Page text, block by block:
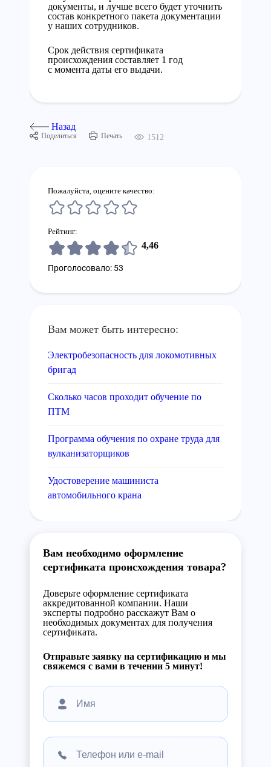
документы, и лучше всего будет уточнить
состав конкретного пакета документации
у наших сотрудников.
Срок действия сертификата
происхождения составляет 1 год
с момента даты его выдачи.
Назад
Поделиться Печать 1512
Пожалуйста, оцените качество:
Рейтинг:
4,46
Проголосовало: 53
Вам может быть интересно:
Электробезопасность для локомотивных
бригад
Сколько часов проходит обучение по
ПТМ
Программа обучения по охране труда для
вулканизаторщиков
Удостоверение машиниста
автомобильного крана
Вам необходимо оформление
сертификата происхождения товара?
Доверьте оформление сертификата
аккредитованной компании. Наши
эксперты подробно расскажут Вам о
необходимых документах для получения
сертификата.
Отправьте заявку на сертификацию и мы
свяжемся с вами в течении 5 минут!